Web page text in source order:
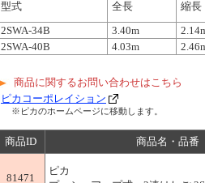
型式 全長
縮長
2SWA-34B
3.40m
2SWA-40B
4.03m
商品に関するお問い合わせはこちら
ピカコーポレイション
※ピカのホームページに移動します。
商品ID 商品名・品番
81471
ピカ